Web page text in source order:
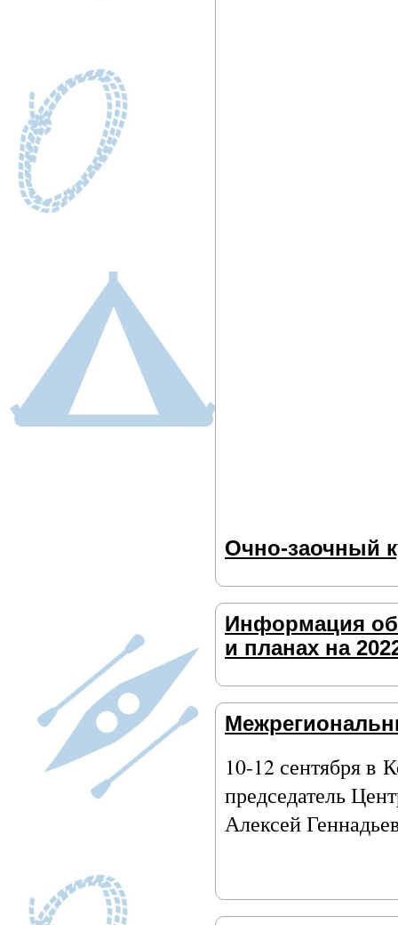
Очно-заочный
Информация об
и планах на
10-12 сентября в
председатель
Алексей